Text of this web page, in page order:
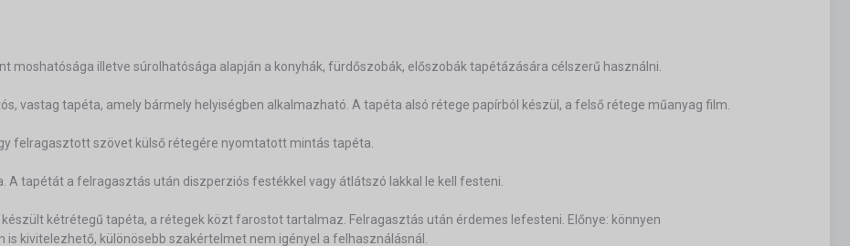
moshatósága illetve súrolhatósága alapján a konyhák, fürdőszobák, előszobák tapétázására célszerű használni.
vastag tapéta, amely bármely helyiségben alkalmazható. A tapéta alsó rétege papírból készül, a felső rétege műanyag film.
felragasztott szövet külső rétegére nyomtatott mintás tapéta.
A tapétát a felragasztás után diszperziós festékkel vagy átlátszó lakkal le kell festeni.
készült kétrétegű tapéta, a rétegek közt farostot tartalmaz. Felragasztás után érdemes lefesteni. Előnye: könnyen
kivitelezhető, különösebb szakértelmet nem igényel a felhasználásnál.